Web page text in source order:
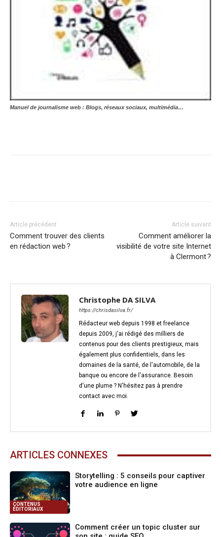
Manuel de journalisme web : Blogs, réseaux sociaux, multimédia…
Article précédent
Comment trouver des clients
en rédaction web ?
Article suivant
Comment améliorer la
visibilité de votre site Internet
à Clermont ?
Christophe DA SILVA
https://chrisdasilva.fr/
Rédacteur web depuis 1998 et freelance
depuis 2009, j'ai rédigé des milliers de
contenus pour des clients prestigieux, mais
également plus confidentiels, dans les
domaines de la santé, de l'automobile, de la
banque ou encore de l'assurance. Besoin
d'une plume ? N'hésitez pas à prendre
contact avec moi.
ARTICLES CONNEXES
CONTENUS
ÉDITORIAUX
Storytelling : 5 conseils pour captiver
votre audience en ligne
Comment créer un topic cluster sur